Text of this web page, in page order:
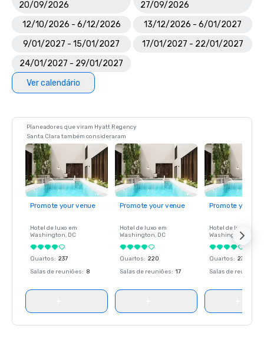
20/09/2026
27/09/2026
12/10/2026 - 6/12/2026
13/12/2026 - 6/01/2027
9/01/2027 - 15/01/2027
17/01/2027 - 22/01/2027
24/01/2027 - 29/01/2027
Ver calendário
Planeadores que viram Hyatt Regency
Santa Clara também consideraram
Promote your venue
Hotel de luxo em
Washington, DC
Quartos: 237
Salas de reuniões: 8
Promote your venue
Hotel de luxo em
Washington, DC
Quartos: 220
Salas de reuniões: 17
Promote your
Hotel de luxo em
Washington
Quartos: 237
Salas de reuniões